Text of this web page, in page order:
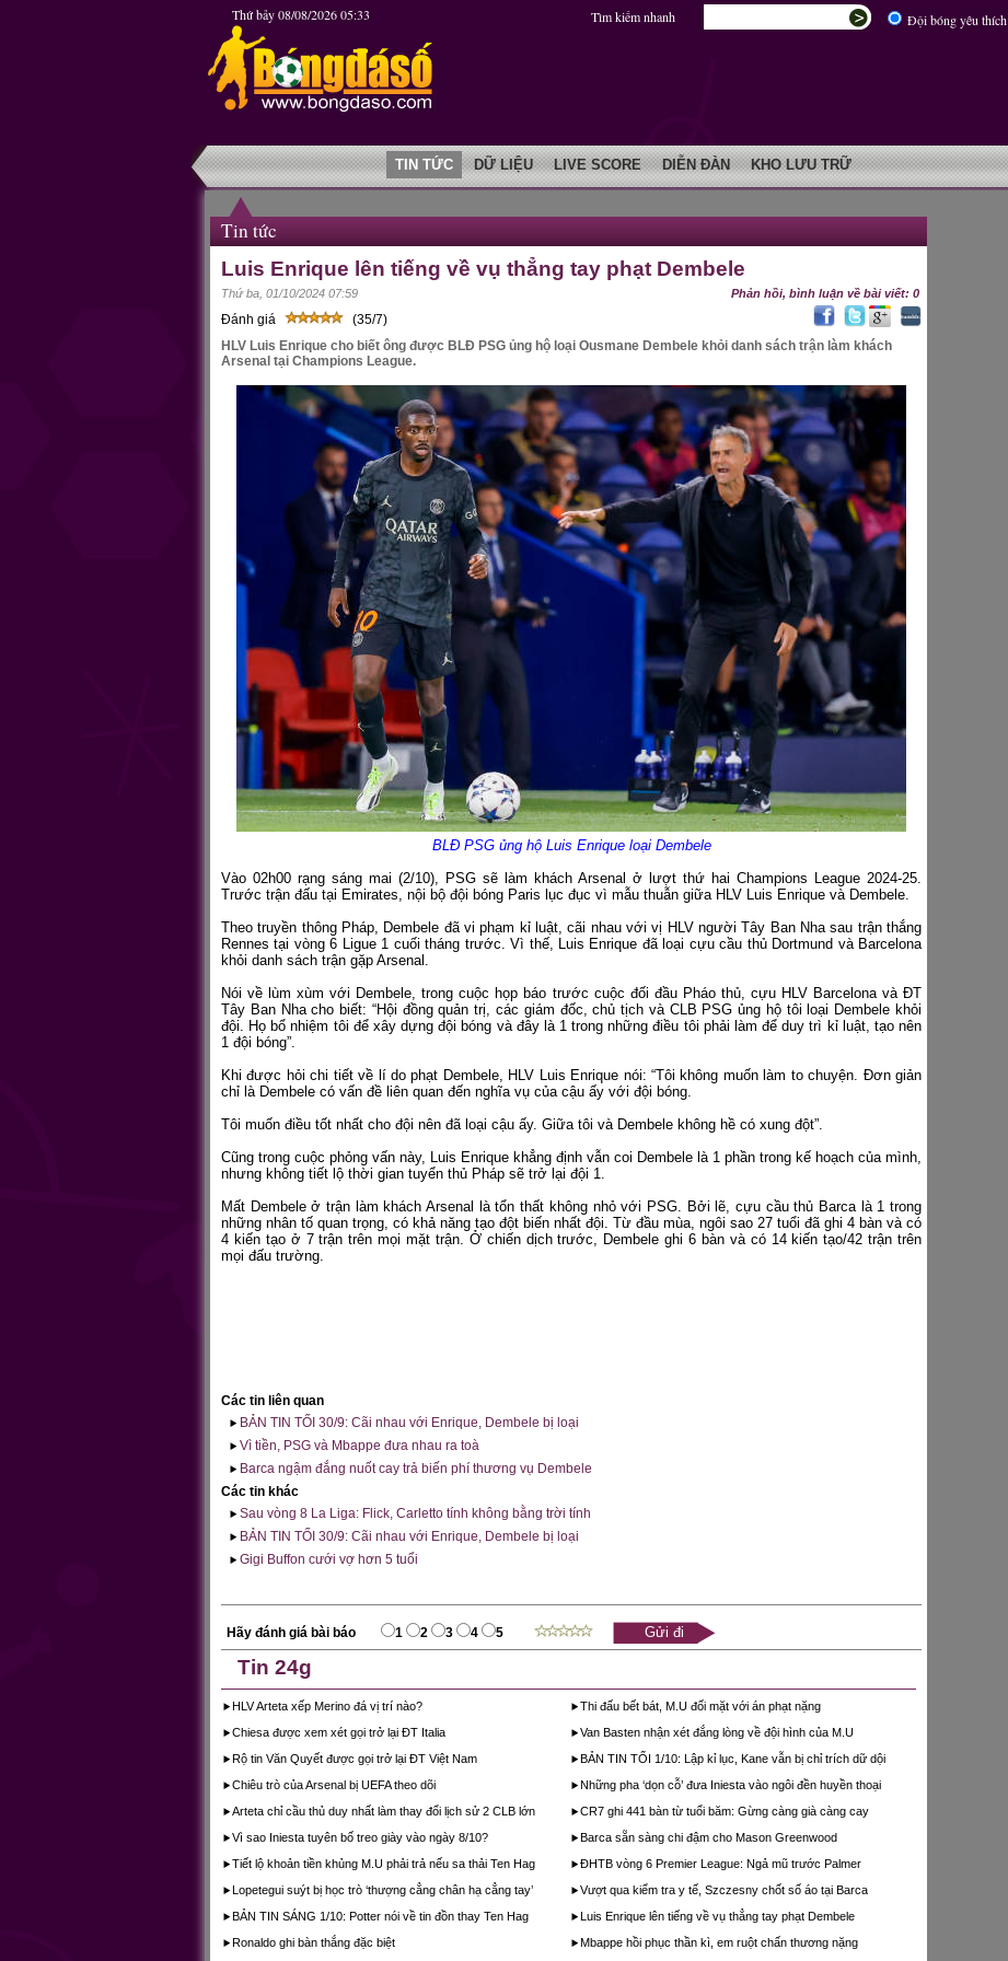
Thứ bảy 08/08/2026 05:33 Đội bóng yêu thích
Tìm kiếm nhanh
TIN TỨC DỮ LIỆU LIVE SCORE DIỄN ĐÀN KHO LƯU TRỮ
Tin tức
Luis Enrique lên tiếng về vụ thẳng tay phạt Dembele
Thứ ba, 01/10/2024 07:59 Phản hồi, bình luận về bài viết: 0
Đánh giá
(35/7)
HLV Luis Enrique cho biết ông được BLĐ PSG ủng hộ loại Ousmane Dembele khỏi danh sách trận làm khách
Arsenal tại Champions League.
BLĐ PSG ủng hộ Luis Enrique loại Dembele
Vào 02h00 rạng sáng mai (2/10), PSG sẽ làm khách Arsenal ở lượt thứ hai Champions League 2024-25.
Trước trận đấu tại Emirates, nội bộ đội bóng Paris lục đục vì mẫu thuẫn giữa HLV Luis Enrique và Dembele.
Theo truyền thông Pháp, Dembele đã vi phạm kỉ luật, cãi nhau với vị HLV người Tây Ban Nha sau trận thắng
Rennes tại vòng 6 Ligue 1 cuối tháng trước. Vì thế, Luis Enrique đã loại cựu cầu thủ Dortmund và Barcelona
khỏi danh sách trận gặp Arsenal.
Nói về lùm xùm với Dembele, trong cuộc họp báo trước cuộc đối đầu Pháo thủ, cựu HLV Barcelona và ĐT
Tây Ban Nha cho biết: “Hội đồng quản trị, các giám đốc, chủ tịch và CLB PSG ủng hộ tôi loại Dembele khỏi
đội. Họ bổ nhiệm tôi để xây dựng đội bóng và đây là 1 trong những điều tôi phải làm để duy trì kỉ luật, tạo nên
1 đội bóng”.
Khi được hỏi chi tiết về lí do phạt Dembele, HLV Luis Enrique nói: “Tôi không muốn làm to chuyện. Đơn giản
chỉ là Dembele có vấn đề liên quan đến nghĩa vụ của cậu ấy với đội bóng.
Tôi muốn điều tốt nhất cho đội nên đã loại cậu ấy. Giữa tôi và Dembele không hề có xung đột”.
Cũng trong cuộc phỏng vấn này, Luis Enrique khẳng định vẫn coi Dembele là 1 phần trong kế hoạch của mình,
nhưng không tiết lộ thời gian tuyển thủ Pháp sẽ trở lại đội 1.
Mất Dembele ở trận làm khách Arsenal là tổn thất không nhỏ với PSG. Bởi lẽ, cựu cầu thủ Barca là 1 trong
những nhân tố quan trọng, có khả năng tạo đột biến nhất đội. Từ đầu mùa, ngôi sao 27 tuổi đã ghi 4 bàn và có
4 kiến tạo ở 7 trận trên mọi mặt trận. Ở chiến dịch trước, Dembele ghi 6 bàn và có 14 kiến tạo/42 trận trên
mọi đấu trường.
Các tin liên quan
BẢN TIN TỐI 30/9: Cãi nhau với Enrique, Dembele bị loại
Vì tiền, PSG và Mbappe đưa nhau ra toà
Barca ngậm đắng nuốt cay trả biến phí thương vụ Dembele
Các tin khác
Sau vòng 8 La Liga: Flick, Carletto tính không bằng trời tính
BẢN TIN TỐI 30/9: Cãi nhau với Enrique, Dembele bị loại
Gigi Buffon cưới vợ hơn 5 tuổi
Hãy đánh giá bài báo 1 2 3 4 5
Tin 24g
HLV Arteta xếp Merino đá vị trí nào?
Chiesa được xem xét gọi trở lại ĐT Italia
Rộ tin Văn Quyết được gọi trở lại ĐT Việt Nam
Chiêu trò của Arsenal bị UEFA theo dõi
Arteta chỉ cầu thủ duy nhất làm thay đổi lịch sử 2 CLB lớn
Vì sao Iniesta tuyên bố treo giày vào ngày 8/10?
Tiết lộ khoản tiền khủng M.U phải trả nếu sa thải Ten Hag
Lopetegui suýt bị học trò ‘thượng cẳng chân hạ cẳng tay’
BẢN TIN SÁNG 1/10: Potter nói về tin đồn thay Ten Hag
Ronaldo ghi bàn thắng đặc biệt
Thi đấu bết bát, M.U đối mặt với án phạt nặng
Van Basten nhận xét đắng lòng về đội hình của M.U
BẢN TIN TỐI 1/10: Lập kỉ lục, Kane vẫn bị chỉ trích dữ dội
Những pha ‘dọn cỗ’ đưa Iniesta vào ngôi đền huyền thoại
CR7 ghi 441 bàn từ tuổi băm: Gừng càng già càng cay
Barca sẵn sàng chi đậm cho Mason Greenwood
ĐHTB vòng 6 Premier League: Ngả mũ trước Palmer
Vượt qua kiểm tra y tế, Szczesny chốt số áo tại Barca
Luis Enrique lên tiếng về vụ thẳng tay phạt Dembele
Mbappe hồi phục thần kì, em ruột chấn thương nặng